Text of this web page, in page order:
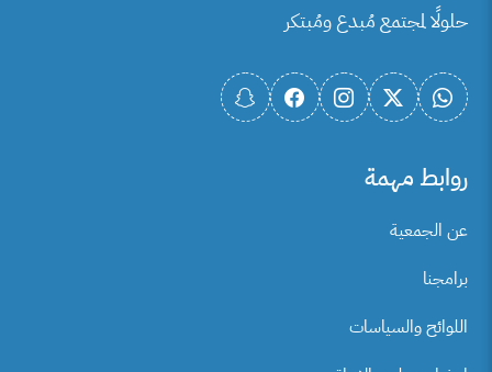
حلولًا لمجتمع مُبدع ومُبتكر
روابط مهمة
عن الجمعية
برامجنا
اللوائح والسياسات